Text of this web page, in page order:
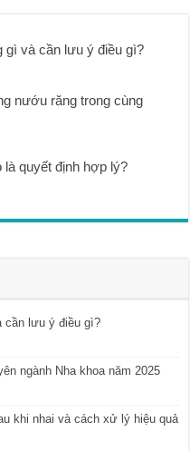
gì và cần lưu ý điều gì?
nướu răng trong cùng
là quyết định hợp lý?
cần lưu ý điều gì?
ngành Nha khoa năm 2025
khi nhai và cách xử lý hiệu quả